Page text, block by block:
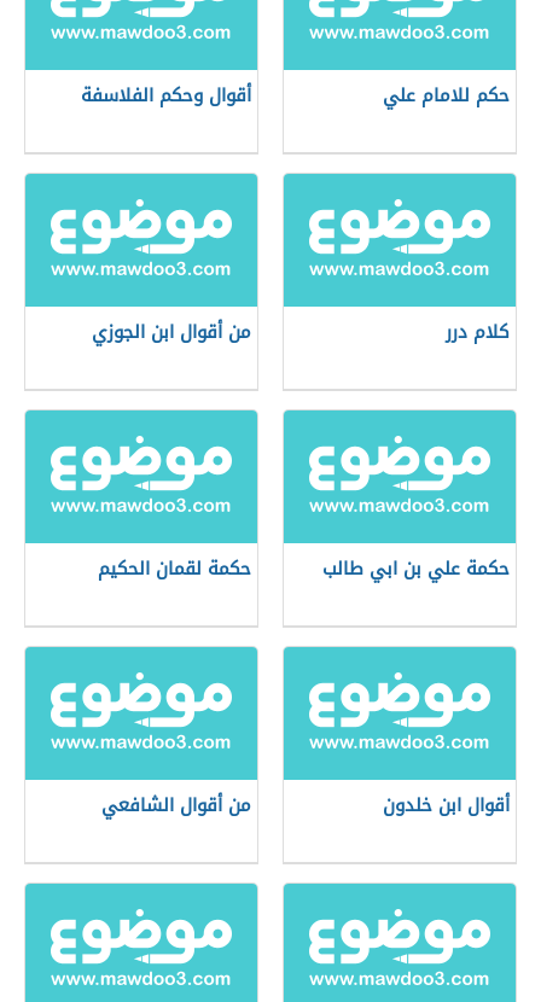
حكم للامام علي أقوال وحكم الفلاسفة
كلام درر من أقوال ابن الجوزي
حكمة علي بن ابي طالب حكمة لقمان الحكيم
أقوال ابن خلدون من أقوال الشافعي